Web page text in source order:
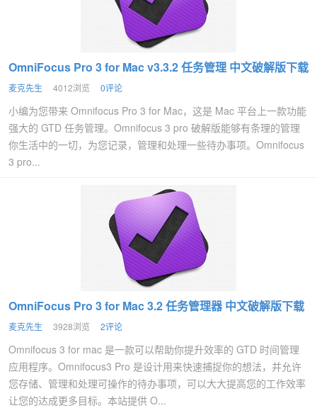
OmniFocus Pro 3 for Mac v3.3.2 任务管理 中文破解版下载
麦克先生 4012浏览 0评论
小编为您带来 Omnifocus Pro 3 for Mac，这是 Mac 平台上一款功能
强大的 GTD 任务管理。Omnifocus 3 pro 破解版能够有条理的管理
你生活中的一切，为您记录，管理和处理一些待办事项。Omnifocus
3 pro...
OmniFocus Pro 3 for Mac 3.2 任务管理器 中文破解版下载
麦克先生 3928浏览 2评论
Omnifocus 3 for mac 是一款可以帮助你提升效率的 GTD 时间管理
应用程序。Omnifocus3 Pro 是设计用来快速捕捉你的想法，并允许
您存储、管理和处理可操作的待办事项，可以大大提高您的工作效率
让您的达成更多目标。本站提供 O...